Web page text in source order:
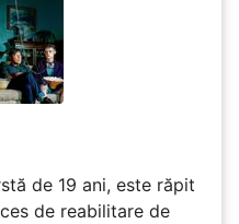
de 19 ani, este răpit
de reabilitare de